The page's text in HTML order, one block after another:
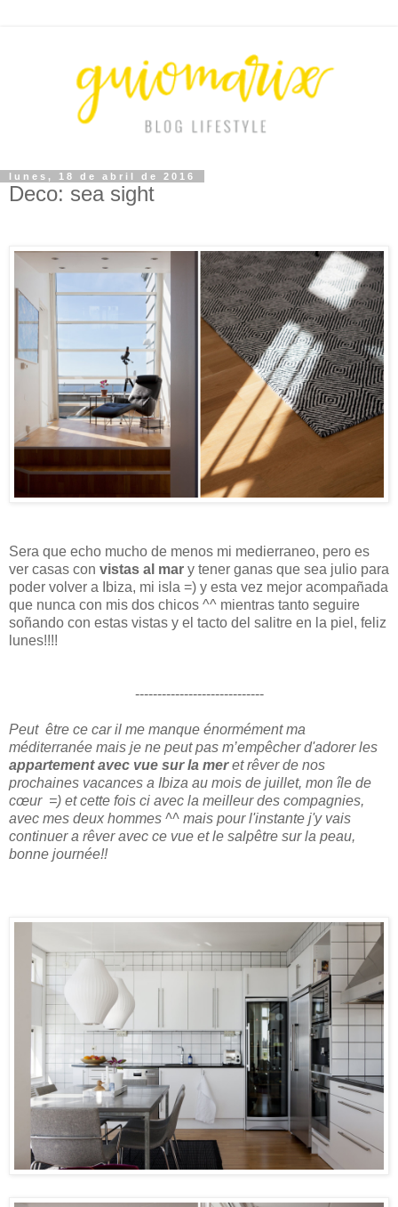
lunes, 18 de abril de 2016
Deco: sea sight
Sera que echo mucho de menos mi medierraneo, pero es
ver casas con vistas al mar y tener ganas que sea julio para
poder volver a Ibiza, mi isla =) y esta vez mejor acompañada
que nunca con mis dos chicos ^^ mientras tanto seguire
soñando con estas vistas y el tacto del salitre en la piel, feliz
lunes!!!!
-----------------------------
Peut être ce car il me manque énormément ma
méditerranée mais je ne peut pas m’empêcher d'adorer les
appartement avec vue sur la meret rêver de nos
prochaines vacances a Ibiza au mois de juillet, mon île de
cœur =) et cette fois ci avec la meilleur des compagnies,
avec mes deux hommes ^^ mais pour l'instante j'y vais
continuer a rêver avec ce vue et le salpêtre sur la peau,
bonne journée!!